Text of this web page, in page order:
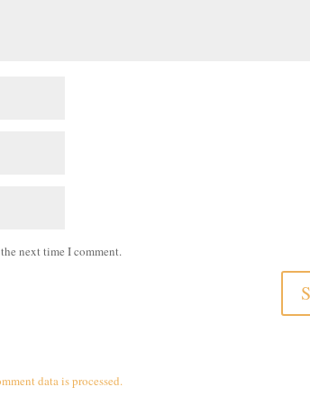
next time I comment.
data is processed.